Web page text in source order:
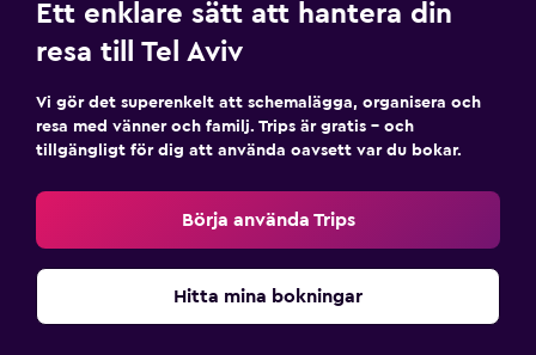
Ett enklare sätt att hantera din
resa till Tel Aviv
Vi gör det superenkelt att schemalägga, organisera och
resa med vänner och familj. Trips är gratis – och
tillgängligt för dig att använda oavsett var du bokar.
Börja använda Trips
Hitta mina bokningar